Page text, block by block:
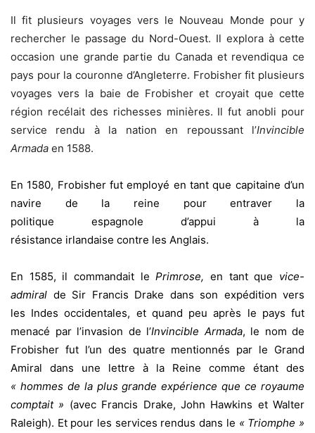
Il fit plusieurs voyages vers le Nouveau Monde pour y
rechercher le passage du Nord-Ouest. Il explora à cette
occasion une grande partie du Canada et revendiqua ce
pays pour la couronne d’Angleterre. Frobisher fit plusieurs
voyages vers la baie de Frobisher et croyait que cette
région recélait des richesses minières. Il fut anobli pour
service rendu à la nation en repoussant l’Invincible
Armada en 1588.
En 1580, Frobisher fut employé en tant que capitaine d’un
navire de la reine pour entraver la
politique espagnole d’appui à la
résistance irlandaise contre les Anglais.
En 1585, il commandait lePrimrose, en tant que vice-
admiral de Sir Francis Drake dans son expédition vers
les Indes occidentales, et quand peu après le pays fut
menacé par l’invasion de l’Invincible Armada, le nom de
Frobisher fut l’un des quatre mentionnés par le Grand
Amiral dans une lettre à la Reine comme étant des
« hommes de la plus grande expérience que ce royaume
comptait » (avec Francis Drake, John Hawkins et Walter
Raleigh). Et pour les services rendus dans le « Triomphe »